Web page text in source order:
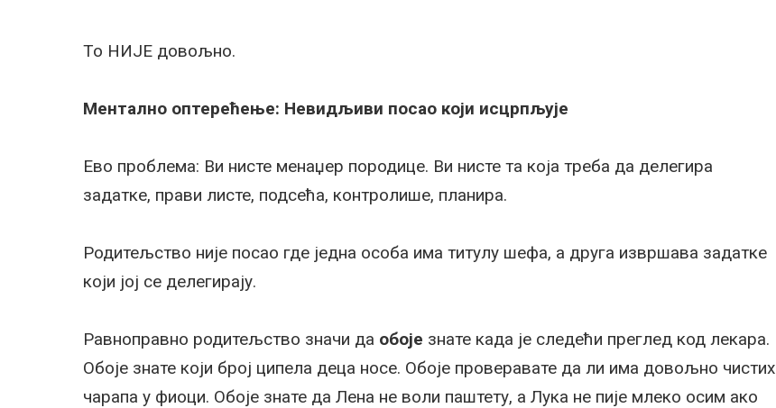
То НИЈЕ довољно.
Ментално оптерећење: Невидљиви посао који исцрпљује
Ево проблема: Ви нисте менаџер породице. Ви нисте та која треба да делегира
задатке, прави листе, подсећа, контролише, планира.
Родитељство није посао где једна особа има титулу шефа, а друга извршава задатке
који јој се делегирају.
Равноправно родитељство значи да обоје знате када је следећи преглед код лекара.
Обоје знате који број ципела деца носе. Обоје проверавате да ли има довољно чистих
чарапа у фиоци. Обоје знате да Лена не воли паштету, а Лука не пије млеко осим ако